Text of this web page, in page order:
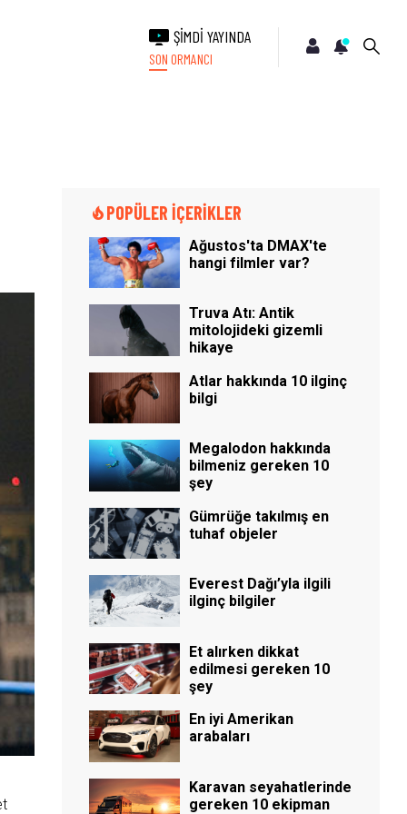
ŞİMDİ YAYINDA
SON ORMANCI
POPÜLER İÇERİKLER
Ağustos'ta DMAX'te
hangi filmler var?
Truva Atı: Antik
mitolojideki gizemli
hikaye
Atlar hakkında 10 ilginç
bilgi
Megalodon hakkında
bilmeniz gereken 10
şey
Gümrüğe takılmış en
tuhaf objeler
Everest Dağı’yla ilgili
ilginç bilgiler
Et alırken dikkat
edilmesi gereken 10
şey
En iyi Amerikan
arabaları
Karavan seyahatlerinde
gereken 10 ekipman